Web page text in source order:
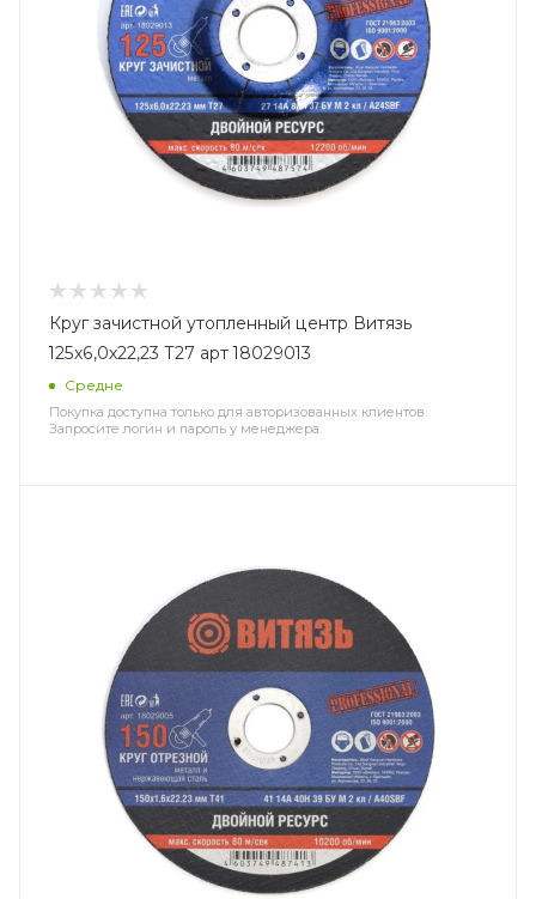
Круг зачистной утопленный центр Витязь
125х6,0х22,23 Т27 арт 18029013
Средне
Покупка доступна только для авторизованных клиентов.
Запросите логин и пароль у менеджера.